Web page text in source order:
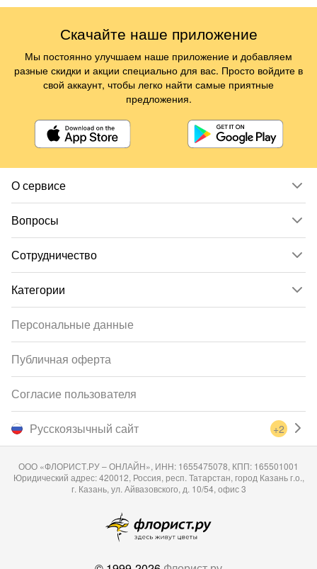
О сервисе
Вопросы
Сотрудничество
Категории
Русскоязычный сайт +2
Персональные данные
Публичная оферта
Согласие пользователя
ООО «ФЛОРИСТ.РУ – ОНЛАЙН», ИНН: 1655475078, КПП: 165501001
Юридический адрес: 420012, Россия, респ. Татарстан, город Казань г.о.,
г. Казань, ул. Айвазовского, д. 10/54, офис 3
Скачайте наше приложение
Мы постоянно улучшаем наше приложение и добавляем
разные скидки и акции специально для вас. Просто войдите в
свой аккаунт, чтобы легко найти самые приятные
предложения.